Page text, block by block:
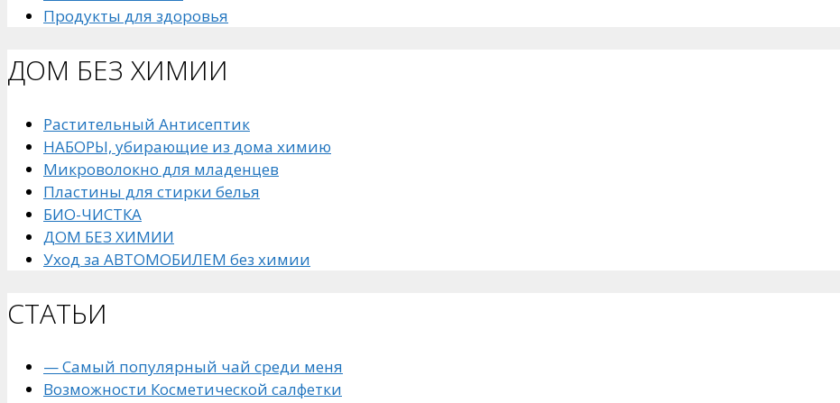
Продукты для здоровья
ДОМ БЕЗ ХИМИИ
Растительный Антисептик
НАБОРЫ, убирающие из дома химию
Микроволокно для младенцев
Пластины для стирки белья
БИО-ЧИСТКА
ДОМ БЕЗ ХИМИИ
Уход за АВТОМОБИЛЕМ без химии
СТАТЬИ
— Самый популярный чай среди меня
Возможности Косметической салфетки